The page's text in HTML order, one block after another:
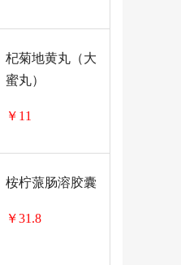
杞菊地黄丸（大
蜜丸）
￥11
桉柠蒎肠溶胶囊
￥31.8